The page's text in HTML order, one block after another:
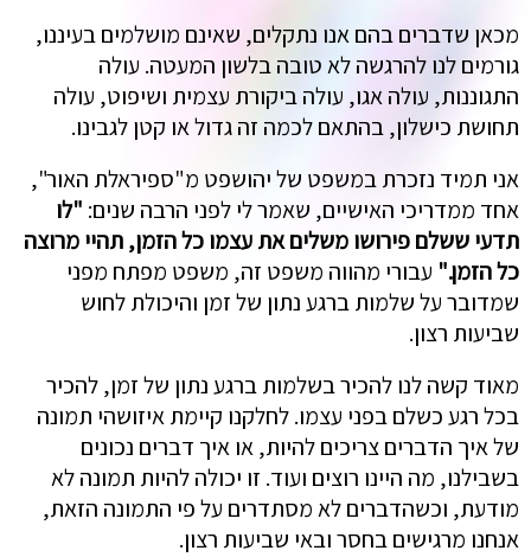
מכאן שדברים בהם אנו נתקלים, שאינם מושלמים בעיננו,
גורמים לנו להרגשה לא טובה בלשון המעטה. עולה
התגוננות, עולה אגו, עולה ביקורת עצמית ושיפוט, עולה
תחושת כישלון, בהתאם לכמה זה גדול או קטן לגבינו.
אני תמיד נזכרת במשפט של יהושפט מ"ספיראלת האור",
אחד ממדריכי האישיים, שאמר לי לפני הרבה שנים: "לו
תדעי ששלם פירושו משלים את עצמו כל הזמן, תהיי מרוצה
כל הזמן." עבורי מהווה משפט זה, משפט מפתח מפני
שמדובר על שלמות ברגע נתון של זמן והיכולת לחוש
שביעות רצון.
מאוד קשה לנו להכיר בשלמות ברגע נתון של זמן, להכיר
בכל רגע כשלם בפני עצמו. לחלקנו קיימת איזושהי תמונה
של איך הדברים צריכים להיות, או איך דברים נכונים
בשבילנו, מה היינו רוצים ועוד. זו יכולה להיות תמונה לא
מודעת, וכשהדברים לא מסתדרים על פי התמונה הזאת,
אנחנו מרגישים בחסר ובאי שביעות רצון.